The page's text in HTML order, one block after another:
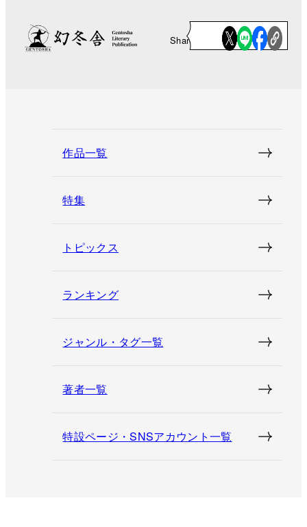
Share
作品一覧
特集
トピックス
ランキング
ジャンル・タグ一覧
著者一覧
特設ページ・SNSアカウント一覧